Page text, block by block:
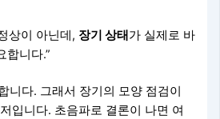
상이 아닌데, 장기 상태 가 실제로 바
합니다.”
니다. 그래서 장기의 모양 점검이
입니다. 초음파로 결론이 나면 여